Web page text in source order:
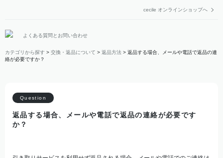
cecile オンラインショップへ
よくある質問とお問い合わせ
カテゴリから探す > 交換・返品について > 返品方法 > 返品する場合、メールや電話で返品の連
絡が必要ですか？
返品する場合、メールや電話で返品の連絡が必要です
か？